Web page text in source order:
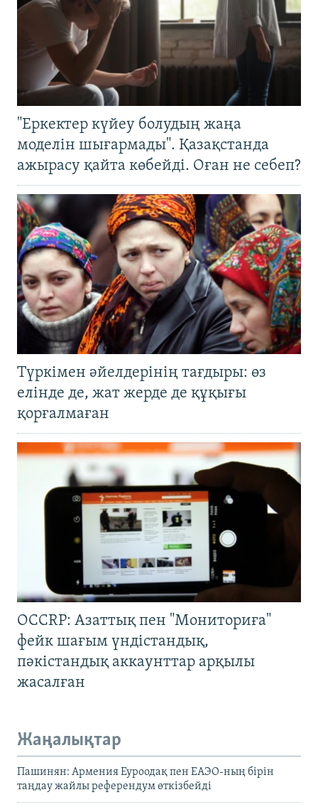
"Еркектер күйеу болудың жаңа
моделін шығармады". Қазақстанда
ажырасу қайта көбейді. Оған не себеп?
Түркімен әйелдерінің тағдыры: өз
елінде де, жат жерде де құқығы
қорғалмаған
OCCRP: Азаттық пен "Мониториға"
фейк шағым үндістандық,
пәкістандық аккаунттар арқылы
жасалған
Жаңалықтар
Пашинян: Армения Еуроодақ пен ЕАЭО-ның бірін
таңдау жайлы референдум өткізбейді